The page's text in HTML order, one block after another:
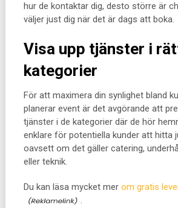
hur de kontaktar dig, desto större är
väljer just dig när det är dags att boka.
Visa upp tjänster i
kategorier
För att maximera din synlighet bland
planerar event är det avgörande att
tjänster i de kategorier där de hör
enklare för potentiella kunder att hitta
oavsett om det gäller catering,
eller teknik.
Du kan läsa mycket mer om gratis
.